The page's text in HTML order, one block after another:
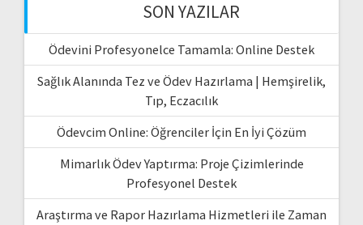
SON YAZILAR
Ödevini Profesyonelce Tamamla: Online Destek
Sağlık Alanında Tez ve Ödev Hazırlama | Hemşirelik,
Tıp, Eczacılık
Ödevcim Online: Öğrenciler İçin En İyi Çözüm
Mimarlık Ödev Yaptırma: Proje Çizimlerinde
Profesyonel Destek
Araştırma ve Rapor Hazırlama Hizmetleri ile Zaman